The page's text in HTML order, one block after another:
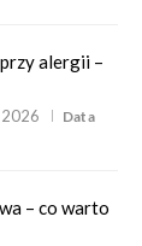
alergii –
Data
– co warto